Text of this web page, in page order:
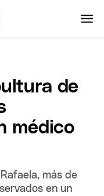
de
médico
más de
en un